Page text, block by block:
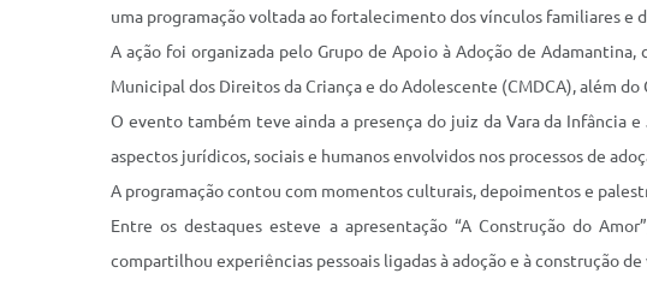
uma programação voltada ao fortalecimento dos vínculos familiares e
A ação foi organizada pelo Grupo de Apoio à Adoção de
Municipal dos Direitos da Criança e do Adolescente (CMDCA), além
O evento também teve ainda a presença do juiz da Vara da Infância
aspectos jurídicos, sociais e humanos envolvidos nos processos de
A programação contou com momentos culturais, depoimentos e
Entre os destaques esteve a apresentação “A Construção do
compartilhou experiências pessoais ligadas à adoção e à construção